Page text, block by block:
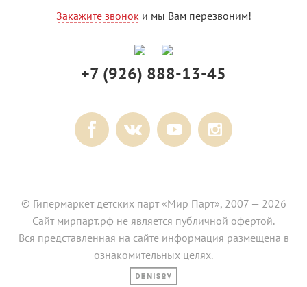
Закажите звоноки мы Вам перезвоним!
+7 (926) 888-13-45
© Гипермаркет детских парт «Мир Парт», 2007 — 2026
Сайт мирпарт.рф не является публичной офертой.
Вся представленная на сайте информация размещена в
ознакомительных целях.